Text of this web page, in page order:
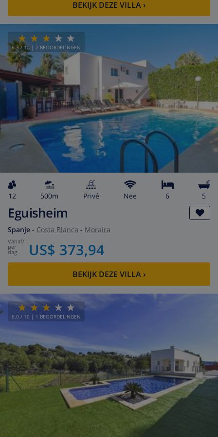
BEKIJK DEZE VILLA ›
6.3/ 10 | 2 BEOORDELINGEN
12 500m privé Nee 6 5
Eguisheim
Spanje - Costa Blanca - Moraira
vanaf/
per
dag US$ 373,94
BEKIJK DEZE VILLA ›
6.0 / 10 | 1 BEOORDELINGEN